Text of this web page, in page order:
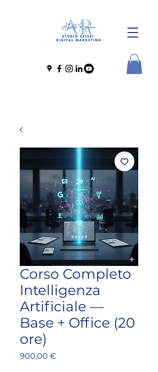
Corso Completo
Intelligenza
Artificiale —
Base + Office (20
ore)
900,00 €